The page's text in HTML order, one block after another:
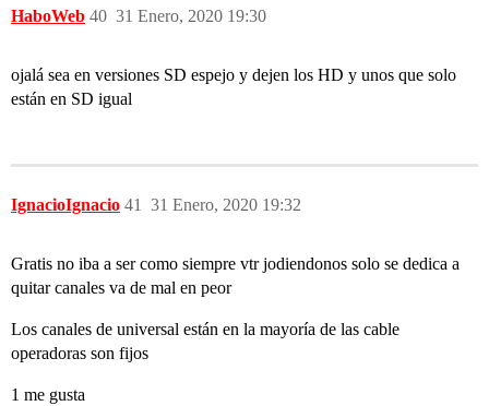
HaboWeb 31 Enero, 2020 19:30
40
ojalá sea en versiones SD espejo y dejen los HD y unos que solo
están en SD igual
IgnacioIgnacio 31 Enero, 2020 19:32
41
Gratis no iba a ser como siempre vtr jodiendonos solo se dedica a
quitar canales va de mal en peor
Los canales de universal están en la mayoría de las cable
operadoras son fijos
1 me gusta